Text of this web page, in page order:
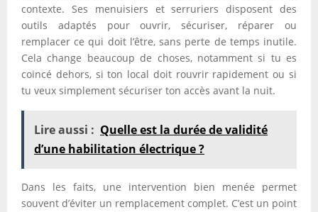
contexte. Ses menuisiers et serruriers disposent des
outils adaptés pour ouvrir, sécuriser, réparer ou
remplacer ce qui doit l’être, sans perte de temps inutile.
Cela change beaucoup de choses, notamment si tu es
coincé dehors, si ton local doit rouvrir rapidement ou si
tu veux simplement sécuriser ton accès avant la nuit.
Lire aussi : Quelle est la durée de validité
d’une habilitation électrique ?
Dans les faits, une intervention bien menée permet
souvent d’éviter un remplacement complet. C’est un point